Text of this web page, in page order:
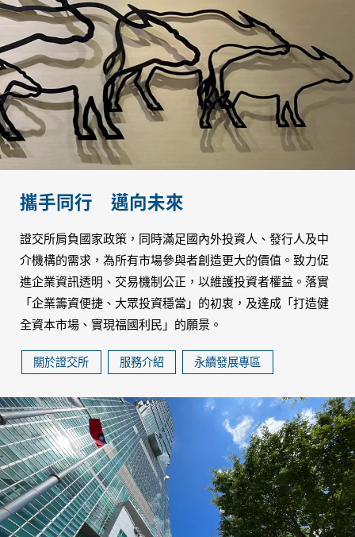
攜手同行 邁向未來
證交所肩負國家政策，同時滿足國內外投資人、發行人及中
介機構的需求，為所有市場參與者創造更大的價值。致力促
進企業資訊透明、交易機制公正，以維護投資者權益。落實
「企業籌資便捷、大眾投資穩當」的初衷，及達成「打造健
全資本市場、實現福國利民」的願景。
關於證交所 服務介紹 永續發展專區